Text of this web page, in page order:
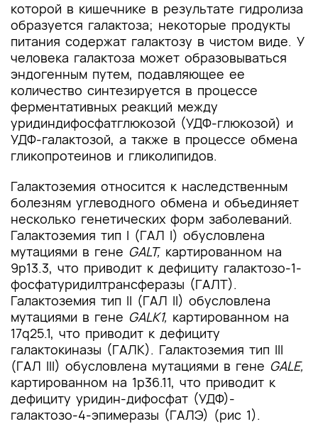
которой в кишечнике в результате гидролиза
образуется галактоза; некоторые продукты
питания содержат галактозу в чистом виде. У
человека галактоза может образовываться
эндогенным путем, подавляющее ее
количество синтезируется в процессе
ферментативных реакций между
уридиндифосфатглюкозой (УДФ-глюкозой) и
УДФ-галактозой, а также в процессе обмена
гликопротеинов и гликолипидов.
Галактоземия относится к наследственным
болезням углеводного обмена и объединяет
несколько генетических форм заболеваний.
Галактоземия тип I (ГАЛ I) обусловлена
мутациями в гене GALT, картированном на
9p13.3, что приводит к дефициту галактозо-1-
фосфатуридилтрансферазы (ГАЛТ).
Галактоземия тип II (ГАЛ II) обусловлена
мутациями в гене GALK1, картированном на
17q25.1, что приводит к дефициту
галактокиназы (ГАЛК). Галактоземия тип III
(ГАЛ III) обусловлена мутациями в гене GALE,
картированном на 1р36.11, что приводит к
дефициту уридин-дифосфат (УДФ)-
галактозо-4-эпимеразы (ГАЛЭ) (рис 1).